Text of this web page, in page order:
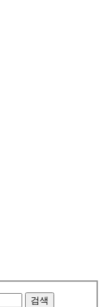
검색